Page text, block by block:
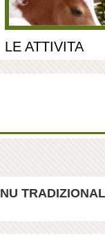
LE ATTIVITA